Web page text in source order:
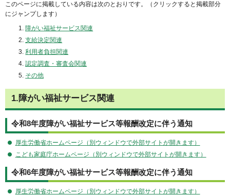
このページに掲載している内容は次のとおりです。（クリックすると掲載部分
にジャンプします）
障がい福祉サービス関連
支給決定関連
利用者負担関連
認定調査・審査会関連
その他
1.障がい福祉サービス関連
令和8年度障がい福祉サービス等報酬改定に伴う通知
厚生労働省ホームページ（別ウィンドウで外部サイトが開きます）
こども家庭庁ホームページ（別ウィンドウで外部サイトが開きます）
令和6年度障がい福祉サービス等報酬改定に伴う通知
厚生労働省ホームページ（別ウィンドウで外部サイトが開きます）